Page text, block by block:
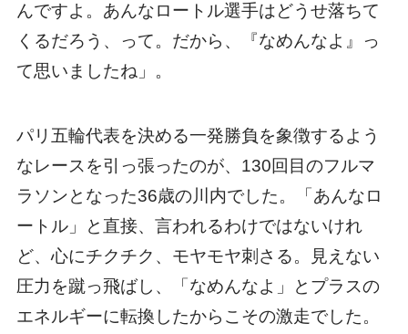
んですよ。あんなロートル選手はどうせ落ちて
くるだろう、って。だから、『なめんなよ』っ
て思いましたね」。
パリ五輪代表を決める一発勝負を象徴するよう
なレースを引っ張ったのが、130回目のフルマ
ラソンとなった36歳の川内でした。「あんなロ
ートル」と直接、言われるわけではないけれ
ど、心にチクチク、モヤモヤ刺さる。見えない
圧力を蹴っ飛ばし、「なめんなよ」とプラスの
エネルギーに転換したからこその激走でした。